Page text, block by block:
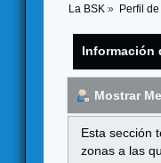
La BSK » Perfil
Información
Mostrar
Esta sección
zonas a las